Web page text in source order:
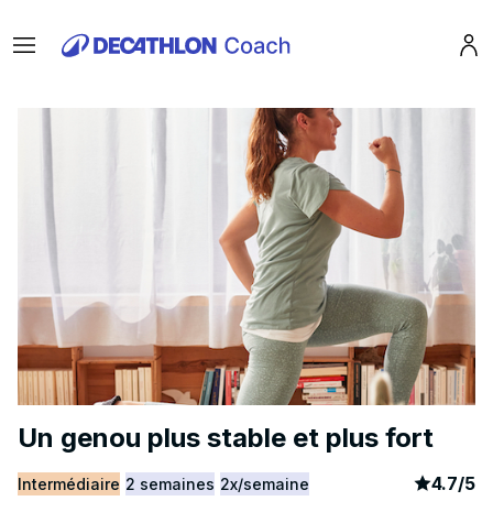
Menu
Un genou plus stable et plus fort
Intermédiaire 2 semaines 2x/semaine article
4.7/5